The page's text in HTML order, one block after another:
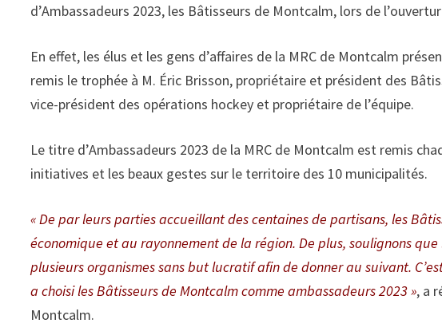
d’Ambassadeurs 2023, les Bâtisseurs de Montcalm, lors de
En effet, les élus et les gens d’affaires de la MRC de Montcalm
remis le trophée à M. Éric Brisson, propriétaire et président des
vice-président des opérations hockey et propriétaire de l’équipe.
Le titre d’Ambassadeurs 2023 de la MRC de Montcalm est remis
initiatives et les beaux gestes sur le territoire des 10 municipalités.
« De par leurs parties accueillant des centaines de partisans, les
économique et au rayonnement de la région. De plus, soulignons
plusieurs organismes sans but lucratif afin de donner au suivant.
a choisi les Bâtisseurs de Montcalm comme ambassadeurs 2023 », a
Montcalm.